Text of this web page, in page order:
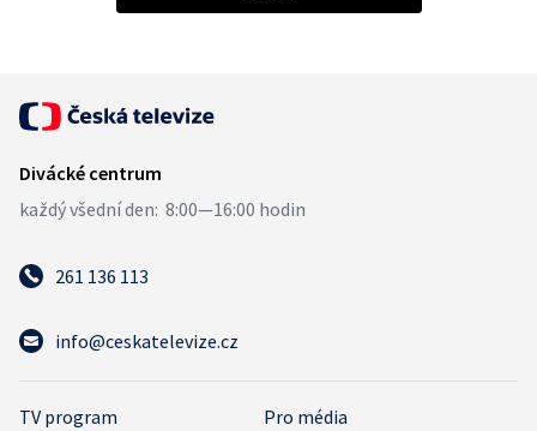
261 136 113
info@ceskatelevize.cz
TV program
Pro média